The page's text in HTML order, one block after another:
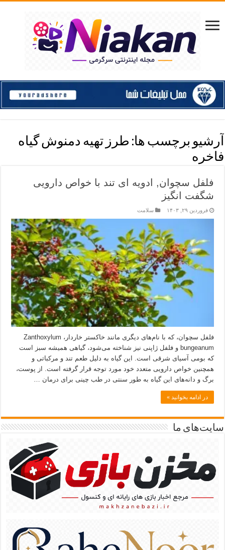
آرشیو برچسب ها: طرز تهیه دمنوش گیاه
فاخره
فلفل سچوان, ادویه ای تند با خواص دارویی
شگفت انگیز
فروردین ۲۹, ۱۴۰۳ سلامت
فلفل سچوان، که با نام‌های دیگری مانند خاکستر خاردار، Zanthoxylum
bungeanum و فلفل ژاپنی نیز شناخته می‌شود، گیاهی همیشه سبز است
که بومی آسیای شرقی است. این گیاه به دلیل طعم تند و مرکباتی و
همچنین خواص دارویی متعدد خود مورد توجه قرار گرفته است. از پوست،
برگ و دانه‌های این گیاه به طور سنتی در طب چینی برای درمان …
در ادامه بخوانید »
سایت‌های ما